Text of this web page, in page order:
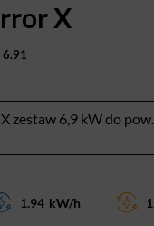
X
6.91
zestaw 6,9 kW do
1.94 kW/h